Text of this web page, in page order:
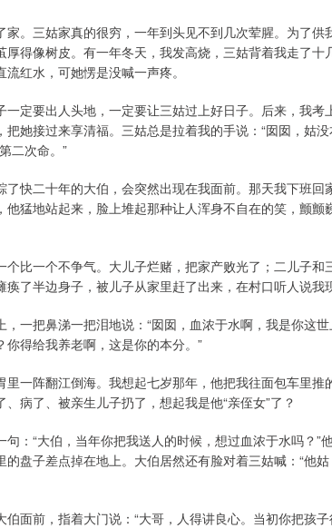
家。三姑家真的很穷，一年到头见不到几次荤腥。为了
厚得像树皮。有一年冬天，我发高烧，三姑背着我走了十
红水，可她愣是没喊一声疼。
定要出人头地，一定要让三姑过上好日子。后来，我考
把她接过来享清福。三姑总是拉着我的手说：“囡囡，姑
二次命。”
了快二十年的大伯，会突然出现在我面前。那天我下班
他猛地站起来，脸上堆起那种让人浑身不自在的笑，颤颤
个比一个不争气。大儿子烂赌，把家产败光了；二儿子和
了半边身子，被儿子从家里赶了出来，在村口听人说我
，一把鼻涕一把泪地说：“囡囡，血浓于水啊，我是你这
你得给我养老啊，这是你的本分。”
里一阵翻江倒海。我想起七岁那年，他把我往面包车里
病了、被亲生儿子扔了，想起我是他“亲侄女”了？
句：“大伯，当年你把我送人的时候，想过血浓于水吗？”
的盘子差点掉在地上。大伯居然还有脸对着三姑喊：“他
伯面前，指着大门说：“大哥，人得讲良心。当初你把孩